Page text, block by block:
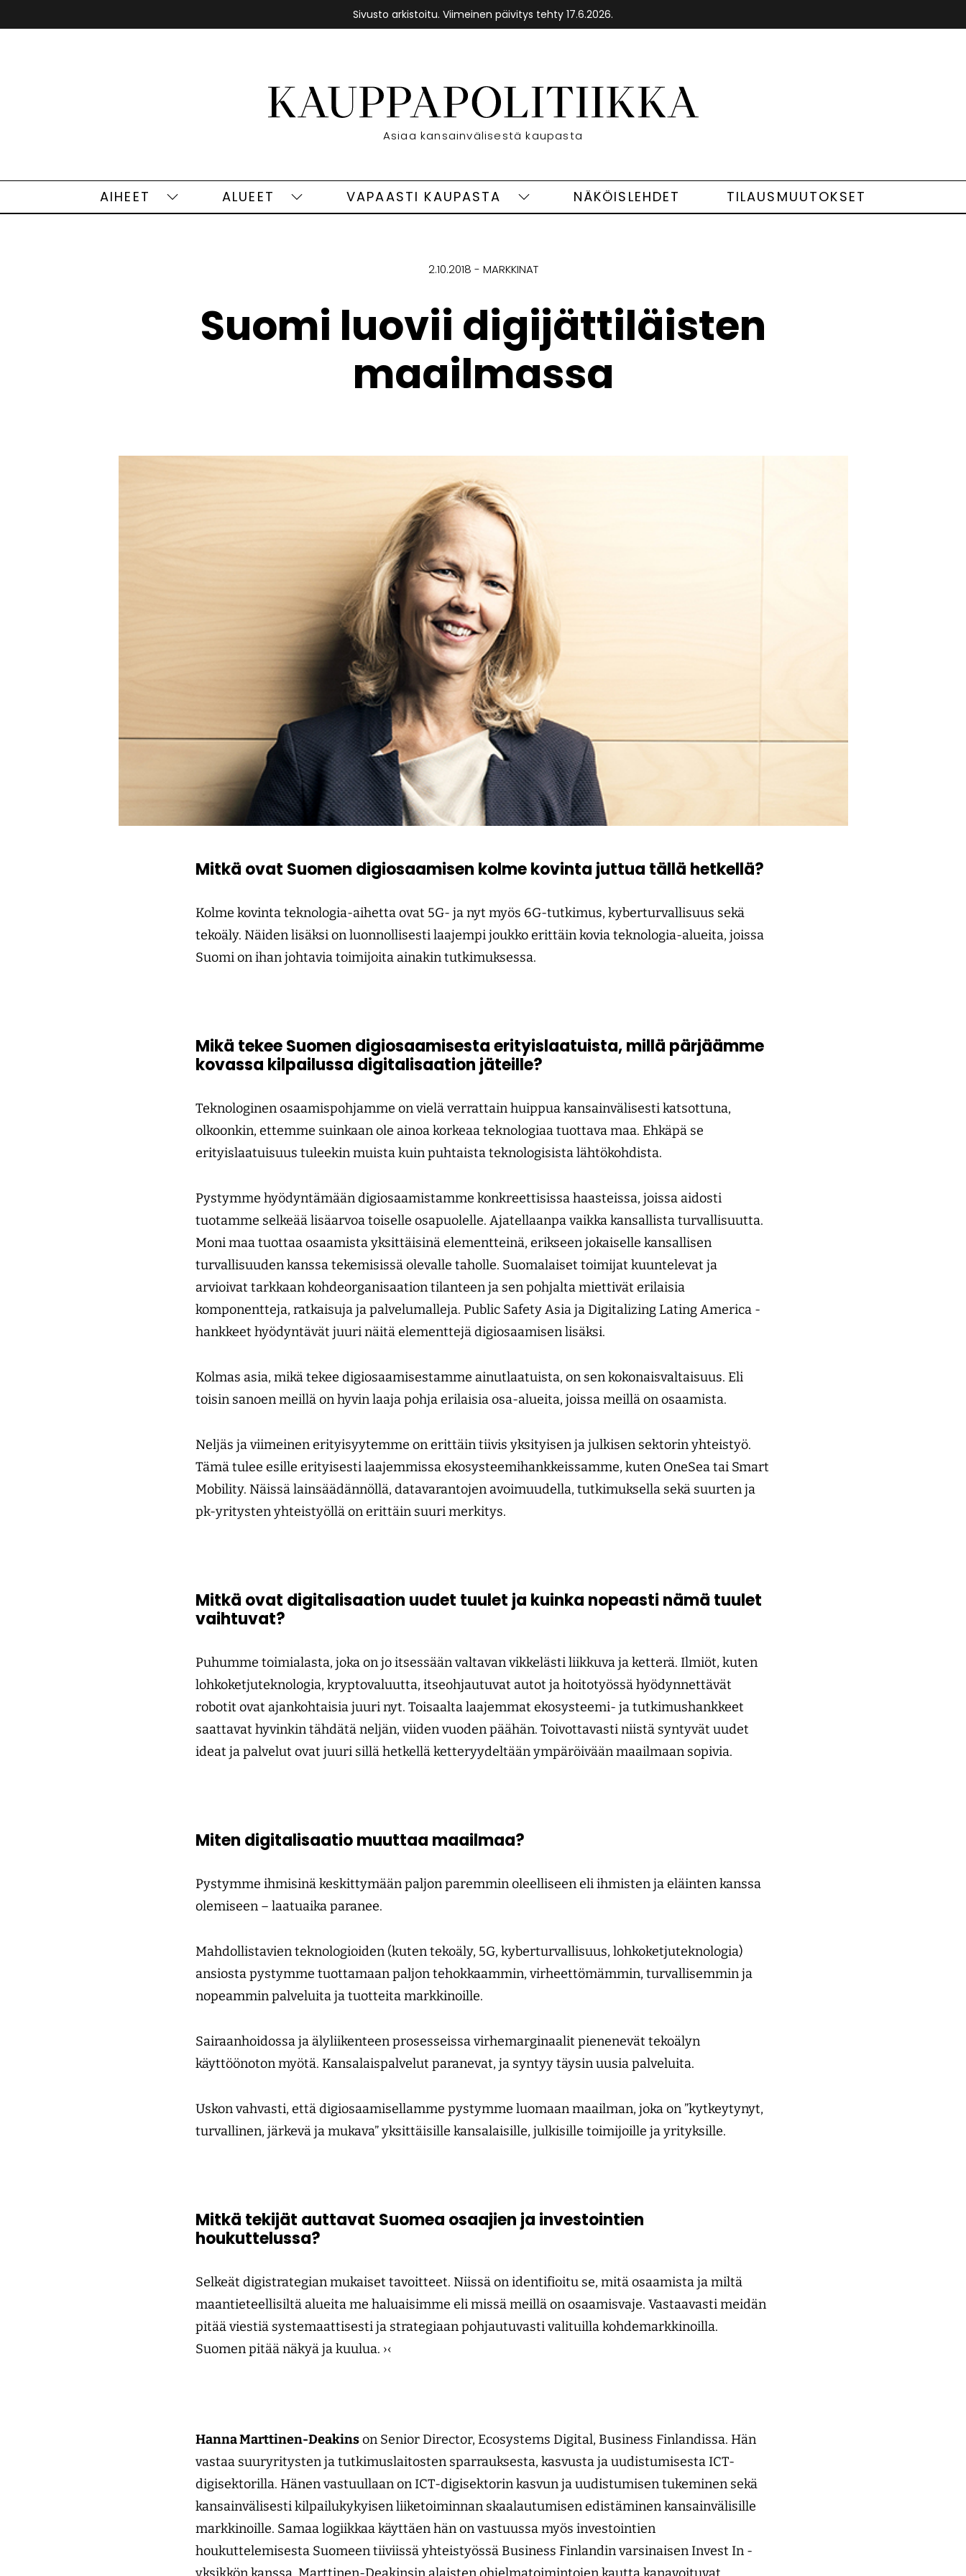
Sivusto arkistoitu. Viimeinen päivitys tehty 17.6.2026.
Etusivu
Asiaa kansainvälisestä kaupasta
AIHEET
Aiheet
ALUEET
Alueet
VAPAASTI KAUPASTA
VapaastiNÄKÖISLEHDET TILAUSMUUTOKSET
2.10.2018 MARKKINAT
Suomi luovii digijättiläisten
maailmassa
Mitkä ovat Suomen digiosaamisen kolme kovinta juttua tällä hetkellä?
Kolme kovinta teknologia-aihetta ovat 5G- ja nyt myös 6G-tutkimus, kyberturvallisuus sekä
tekoäly. Näiden lisäksi on luonnollisesti laajempi joukko erittäin kovia teknologia-alueita, joissa
Suomi on ihan johtavia toimijoita ainakin tutkimuksessa.
Mikä tekee Suomen digiosaamisesta erityislaatuista, millä pärjäämme
kovassa kilpailussa digitalisaation jäteille?
Teknologinen osaamispohjamme on vielä verrattain huippua kansainvälisesti katsottuna,
olkoonkin, ettemme suinkaan ole ainoa korkeaa teknologiaa tuottava maa. Ehkäpä se
erityislaatuisuus tuleekin muista kuin puhtaista teknologisista lähtökohdista.
Pystymme hyödyntämään digiosaamistamme konkreettisissa haasteissa, joissa aidosti
tuotamme selkeää lisäarvoa toiselle osapuolelle. Ajatellaanpa vaikka kansallista turvallisuutta.
Moni maa tuottaa osaamista yksittäisinä elementteinä, erikseen jokaiselle kansallisen
turvallisuuden kanssa tekemisissä olevalle taholle. Suomalaiset toimijat kuuntelevat ja
arvioivat tarkkaan kohdeorganisaation tilanteen ja sen pohjalta miettivät erilaisia
komponentteja, ratkaisuja ja palvelumalleja. Public Safety Asia ja Digitalizing Lating America -
hankkeet hyödyntävät juuri näitä elementtejä digiosaamisen lisäksi.
Kolmas asia, mikä tekee digiosaamisestamme ainutlaatuista, on sen kokonaisvaltaisuus. Eli
toisin sanoen meillä on hyvin laaja pohja erilaisia osa-alueita, joissa meillä on osaamista.
Neljäs ja viimeinen erityisyytemme on erittäin tiivis yksityisen ja julkisen sektorin yhteistyö.
Tämä tulee esille erityisesti laajemmissa ekosysteemihankkeissamme, kuten OneSea tai Smart
Mobility. Näissä lainsäädännöllä, datavarantojen avoimuudella, tutkimuksella sekä suurten ja
pk-yritysten yhteistyöllä on erittäin suuri merkitys.
Mitkä ovat digitalisaation uudet tuulet ja kuinka nopeasti nämä tuulet
vaihtuvat?
Puhumme toimialasta, joka on jo itsessään valtavan vikkelästi liikkuva ja ketterä. Ilmiöt, kuten
lohkoketjuteknologia, kryptovaluutta, itseohjautuvat autot ja hoitotyössä hyödynnettävät
robotit ovat ajankohtaisia juuri nyt. Toisaalta laajemmat ekosysteemi- ja tutkimushankkeet
saattavat hyvinkin tähdätä neljän, viiden vuoden päähän. Toivottavasti niistä syntyvät uudet
ideat ja palvelut ovat juuri sillä hetkellä ketteryydeltään ympäröivään maailmaan sopivia.
Miten digitalisaatio muuttaa maailmaa?
Pystymme ihmisinä keskittymään paljon paremmin oleelliseen eli ihmisten ja eläinten kanssa
olemiseen – laatuaika paranee.
Mahdollistavien teknologioiden (kuten tekoäly, 5G, kyberturvallisuus, lohkoketjuteknologia)
ansiosta pystymme tuottamaan paljon tehokkaammin, virheettömämmin, turvallisemmin ja
nopeammin palveluita ja tuotteita markkinoille.
Sairaanhoidossa ja älyliikenteen prosesseissa virhemarginaalit pienenevät tekoälyn
käyttöönoton myötä. Kansalaispalvelut paranevat, ja syntyy täysin uusia palveluita.
Uskon vahvasti, että digiosaamisellamme pystymme luomaan maailman, joka on ”kytkeytynyt,
turvallinen, järkevä ja mukava” yksittäisille kansalaisille, julkisille toimijoille ja yrityksille.
Mitkä tekijät auttavat Suomea osaajien ja investointien
houkuttelussa?
Selkeät digistrategian mukaiset tavoitteet. Niissä on identifioitu se, mitä osaamista ja miltä
maantieteellisiltä alueita me haluaisimme eli missä meillä on osaamisvaje. Vastaavasti meidän
pitää viestiä systemaattisesti ja strategiaan pohjautuvasti valituilla kohdemarkkinoilla.
Suomen pitää näkyä ja kuulua. ›‹
Hanna Marttinen-Deakinson Senior Director, Ecosystems Digital, Business Finlandissa. Hän
vastaa suuryritysten ja tutkimuslaitosten sparrauksesta, kasvusta ja uudistumisesta ICT-
digisektorilla. Hänen vastuullaan on ICT-digisektorin kasvun ja uudistumisen tukeminen sekä
kansainvälisesti kilpailukykyisen liiketoiminnan skaalautumisen edistäminen kansainvälisille
markkinoille. Samaa logiikkaa käyttäen hän on vastuussa myös investointien
houkuttelemisesta Suomeen tiiviissä yhteistyössä Business Finlandin varsinaisen Invest In -